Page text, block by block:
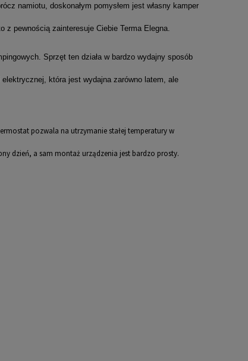
namiotu, doskonałym pomysłem jest własny kamper
pewnością zainteresuje Ciebie Terma Elegna.
Sprzęt ten działa w bardzo wydajny sposób
która jest wydajna zarówno latem, ale
pozwala na utrzymanie stałej temperatury w
dzień, a sam montaż urządzenia jest bardzo prosty.